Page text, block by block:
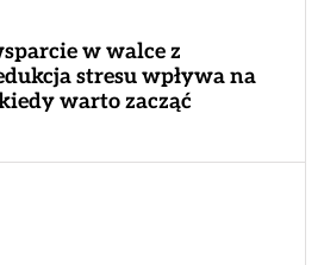
w walce z
stresu wpływa na
warto zacząć